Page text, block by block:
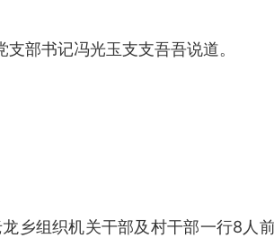
部书记冯光玉支支吾吾说道。
组织机关干部及村干部一行8人